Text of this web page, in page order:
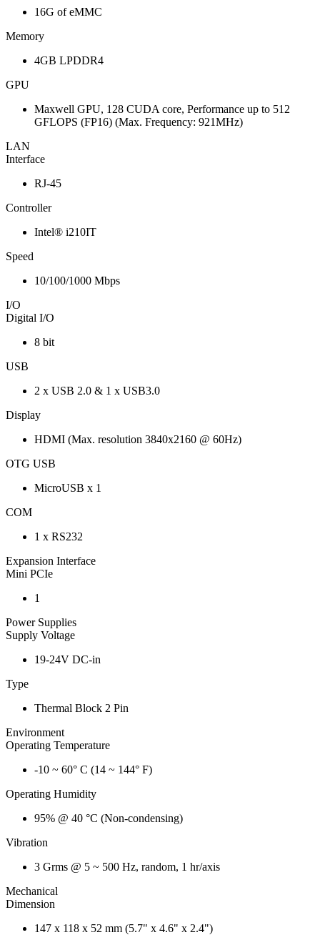
16G of eMMC
Memory
4GB LPDDR4
GPU
Maxwell GPU, 128 CUDA core, Performance up to 512
GFLOPS (FP16) (Max. Frequency: 921MHz)
LAN
Interface
RJ-45
Controller
Intel® i210IT
Speed
10/100/1000 Mbps
I/O
Digital I/O
8 bit
USB
2 x USB 2.0 & 1 x USB3.0
Display
HDMI (Max. resolution 3840x2160 @ 60Hz)
OTG USB
MicroUSB x 1
COM
1 x RS232
Expansion Interface
Mini PCIe
1
Power Supplies
Supply Voltage
19-24V DC-in
Type
Thermal Block 2 Pin
Environment
Operating Temperature
-10 ~ 60° C (14 ~ 144° F)
Operating Humidity
95% @ 40 °C (Non-condensing)
Vibration
3 Grms @ 5 ~ 500 Hz, random, 1 hr/axis
Mechanical
Dimension
147 x 118 x 52 mm (5.7" x 4.6" x 2.4")